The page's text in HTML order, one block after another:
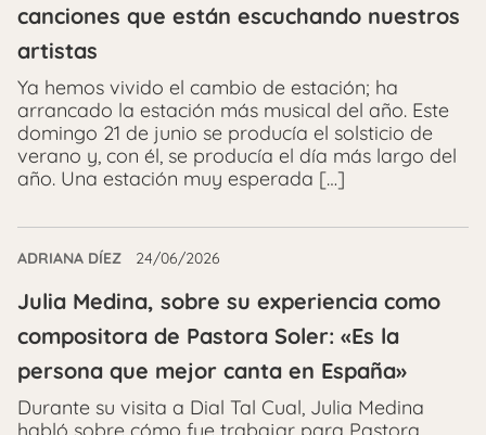
canciones que están escuchando nuestros
artistas
Ya hemos vivido el cambio de estación; ha
arrancado la estación más musical del año. Este
domingo 21 de junio se producía el solsticio de
verano y, con él, se producía el día más largo del
año. Una estación muy esperada […]
ADRIANA DÍEZ 24/06/2026
Julia Medina, sobre su experiencia como
compositora de Pastora Soler: «Es la
persona que mejor canta en España»
Durante su visita a Dial Tal Cual, Julia Medina